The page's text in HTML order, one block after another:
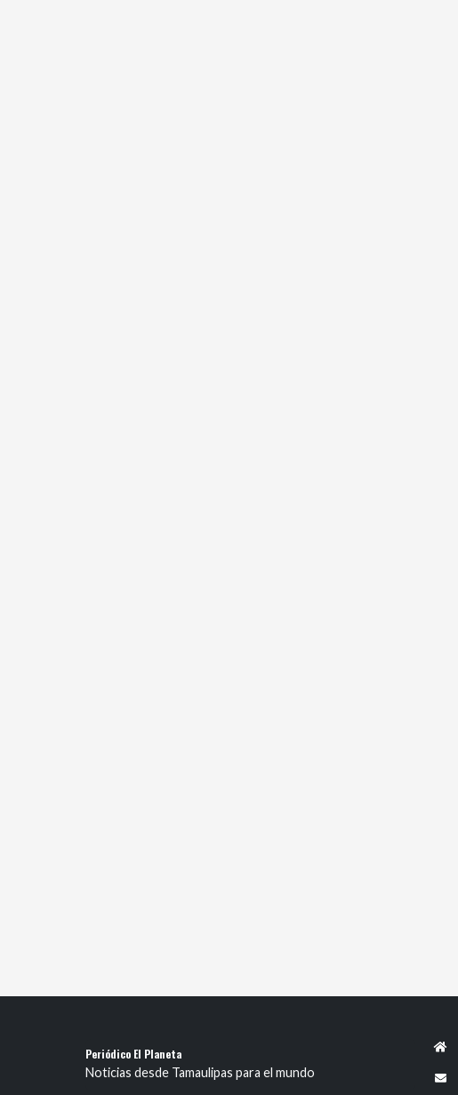
Periódico El Planeta
Noticias desde Tamaulipas para el mundo